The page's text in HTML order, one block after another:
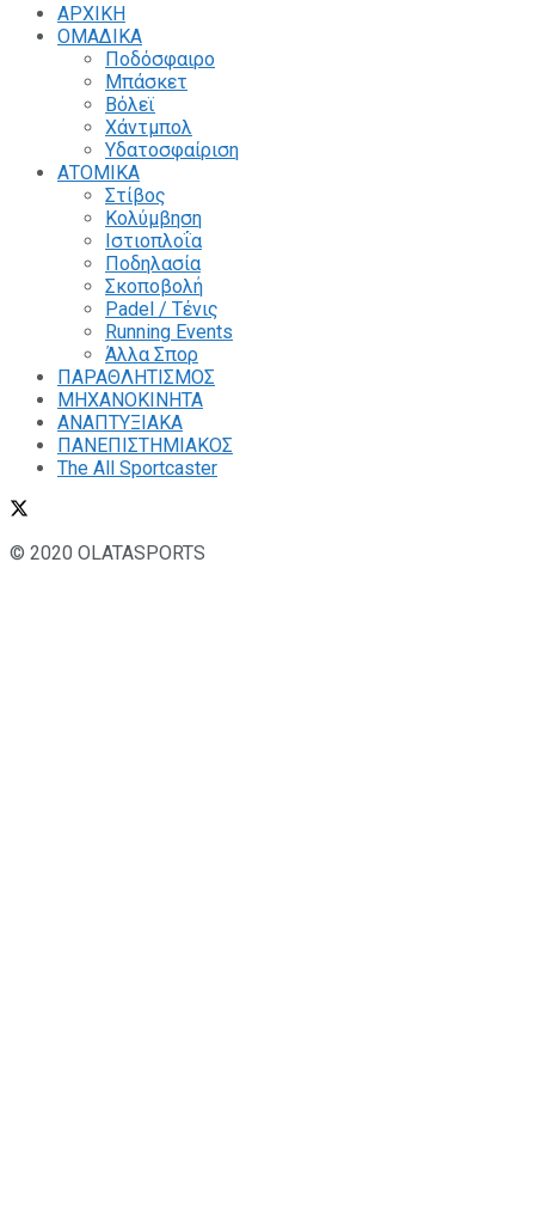
ΑΡΧΙΚΗ
ΟΜΑΔΙΚΑ
Ποδόσφαιρο
Μπάσκετ
Βόλεϊ
Χάντμπολ
Υδατοσφαίριση
ΑΤΟΜΙΚΑ
Στίβος
Κολύμβηση
Ιστιοπλοΐα
Ποδηλασία
Σκοποβολή
Padel / Τένις
Running Events
Άλλα Σπορ
ΠΑΡΑΘΛΗΤΙΣΜΟΣ
ΜΗΧΑΝΟΚΙΝΗΤΑ
ΑΝΑΠΤΥΞΙΑΚΑ
ΠΑΝΕΠΙΣΤΗΜΙΑΚΟΣ
The All Sportcaster
© 2020 OLATASPORTS